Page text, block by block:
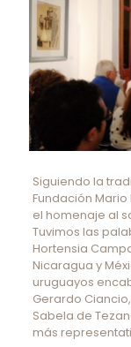
Siguiendo la
Fundación
el homenaje al
Tuvimos las
Hortensia
Nicaragua y
uruguayos
Gerardo
Sabela de
más